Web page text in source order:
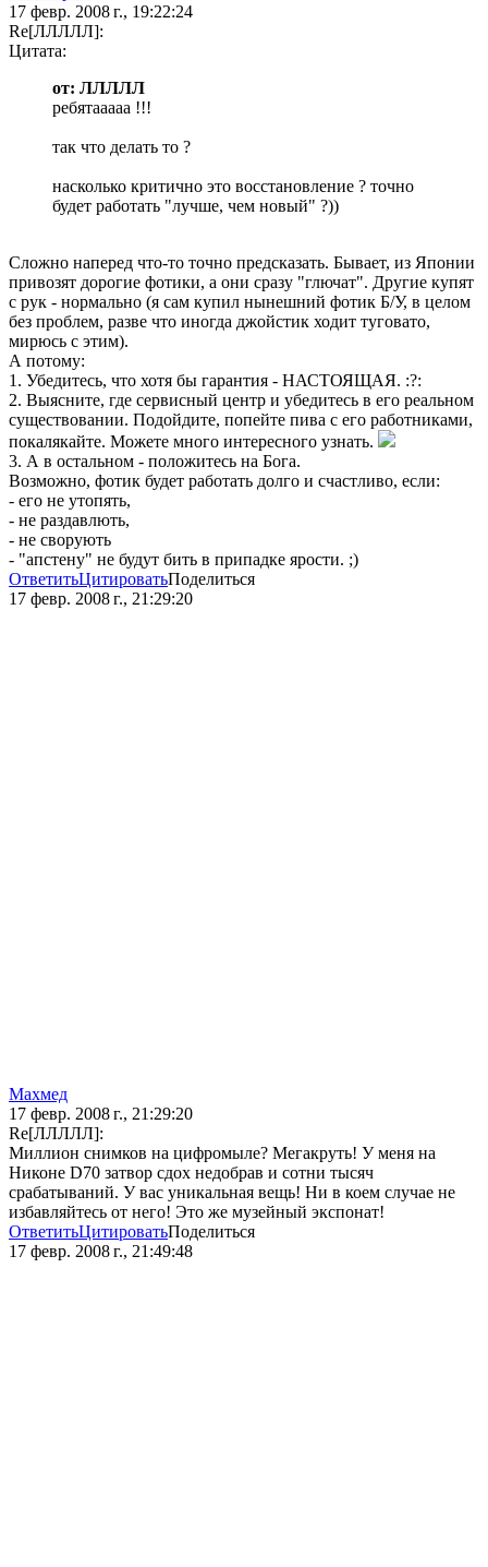
17 февр. 2008 г., 19:22:24
Re[ЛЛЛЛЛ]:
Цитата:
от: ЛЛЛЛЛ
ребятааааа !!!
так что делать то ?
насколько критично это восстановление ? точно
будет работать "лучше, чем новый" ?))
Сложно наперед что-то точно предсказать. Бывает, из Японии
привозят дорогие фотики, а они сразу "глючат". Другие купят
с рук - нормально (я сам купил нынешний фотик Б/У, в целом
без проблем, разве что иногда джойстик ходит туговато,
мирюсь с этим).
А потому:
1. Убедитесь, что хотя бы гарантия - НАСТОЯЩАЯ. :?:
2. Выясните, где сервисный центр и убедитесь в его реальном
существовании. Подойдите, попейте пива с его работниками,
покалякайте. Можете много интересного узнать.
3. А в остальном - положитесь на Бога.
Возможно, фотик будет работать долго и счастливо, если:
- его не утопять,
- не раздавлють,
- не сворують
- "апстену" не будут бить в припадке ярости. ;)
ОтветитьЦитироватьПоделиться
17 февр. 2008 г., 21:29:20
Махмед
17 февр. 2008 г., 21:29:20
Re[ЛЛЛЛЛ]:
Миллион снимков на цифромыле? Мегакруть! У меня на
Никоне D70 затвор сдох недобрав и сотни тысяч
срабатываний. У вас уникальная вещь! Ни в коем случае не
избавляйтесь от него! Это же музейный экспонат!
ОтветитьЦитироватьПоделиться
17 февр. 2008 г., 21:49:48